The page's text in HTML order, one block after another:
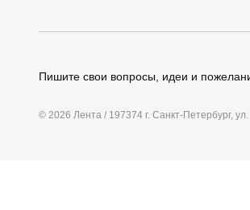
Пишите свои вопросы, идеи и
© 2026 Лента / 197374 г. Санкт-Петербург,